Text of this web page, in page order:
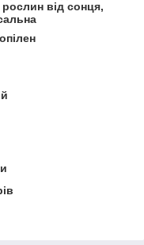
від сонця,